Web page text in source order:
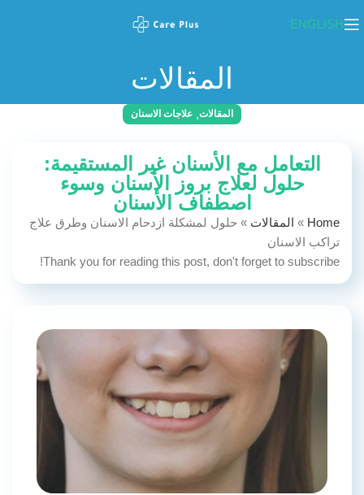
ENGLISH
المقالات
المقالات, علاجات الاسنان
التعامل مع الأسنان غير المستقيمة:
حلول لعلاج بروز الأسنان وسوء
اصطفاف الأسنان
Home
» المقالات » حلول لمشكلة ازدحام الاسنان وطرق علاج
تراكب الاسنان
Thank you for reading this post, don't forget to subscribe!